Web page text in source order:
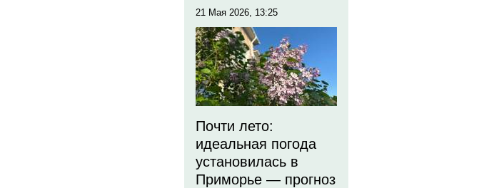
21 Мая 2026, 13:25
Почти лето:
идеальная погода
установилась в
Приморье — прогноз